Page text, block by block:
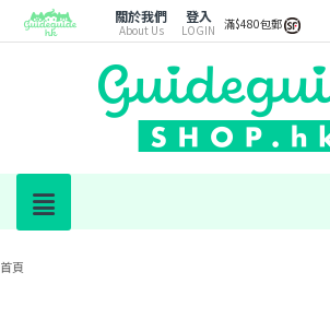
關於我們
About Us
登入
LOGIN 滿$480包郵
首頁